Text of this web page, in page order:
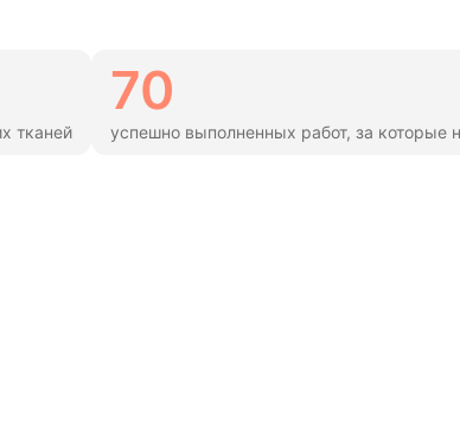
тканей
70
успешно выполненных работ, за которые